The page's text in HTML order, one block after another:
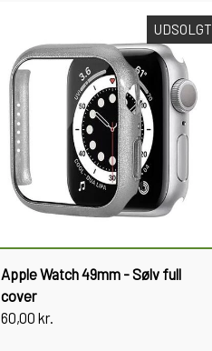
UDSOLGT
Apple Watch 49mm - Sølv full
cover
60,00 kr.